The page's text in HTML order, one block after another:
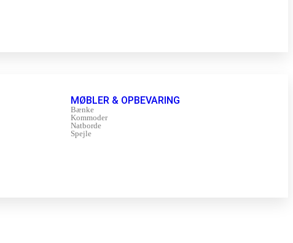
MØBLER & OPBEVARING
Bænke
Kommoder
Natborde
Spejle